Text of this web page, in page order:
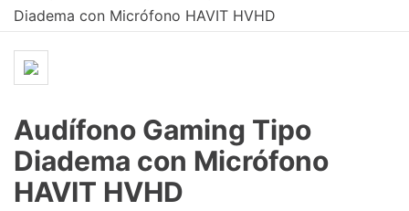
Diadema con Micrófono HAVIT HVHD
Audífono Gaming Tipo
Diadema con Micrófono
HAVIT HVHD
1.
england
3
5.
mouse
6.
marcadores
7.
audifonos